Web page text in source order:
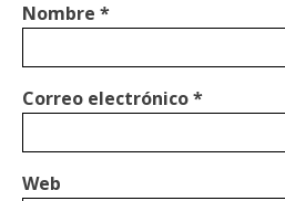
Nombre *
Correo electrónico*
Web